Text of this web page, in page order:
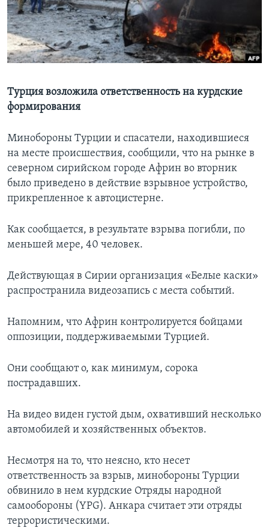
Learning English
СОЦИАЛЬНЫЕ СЕТИ
Языки
Турция возложила ответственность на курдские
формирования
Минобороны Турции и спасатели, находившиеся
на месте происшествия, сообщили, что на рынке в
северном сирийском городе Африн во вторник
было приведено в действие взрывное устройство,
прикрепленное к автоцистерне.
Как сообщается, в результате взрыва погибли, по
меньшей мере, 40 человек.
Действующая в Сирии организация «Белые каски»
распространила видеозапись с места событий.
Напомним, что Африн контролируется бойцами
оппозиции, поддерживаемыми Турцией.
Они сообщают о, как минимум, сорока
пострадавших.
На видео виден густой дым, охвативший несколько
автомобилей и хозяйственных объектов.
Несмотря на то, что неясно, кто несет
ответственность за взрыв, минобороны Турции
обвинило в нем курдские Отряды народной
самообороны (YPG). Анкара считает эти отряды
террористическими.